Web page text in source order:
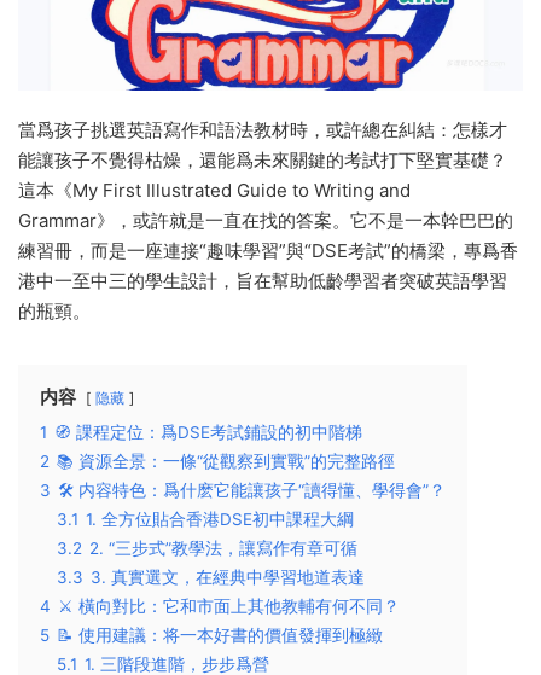
當爲孩子挑選英語寫作和語法教材時，或許總在糾結：怎樣才
能讓孩子不覺得枯燥，還能爲未來關鍵的考試打下堅實基礎？
這本《My First Illustrated Guide to Writing and
Grammar》，或許就是一直在找的答案。它不是一本幹巴巴的
練習冊，而是一座連接“趣味學習”與“DSE考試”的橋梁，專爲香
港中一至中三的學生設計，旨在幫助低齡學習者突破英語學習
的瓶頸。
内容 隐藏
1 🧭 課程定位：爲DSE考試鋪設的初中階梯
2 📚 資源全景：一條“從觀察到實戰”的完整路徑
3 🛠️ 内容特色：爲什麽它能讓孩子“讀得懂、學得會”？
3.1 1. 全方位貼合香港DSE初中課程大綱
3.2 2. “三步式”教學法，讓寫作有章可循
3.3 3. 真實選文，在經典中學習地道表達
4 ⚔️ 橫向對比：它和市面上其他教輔有何不同？
5 📝 使用建議：将一本好書的價值發揮到極緻
5.1 1. 三階段進階，步步爲營